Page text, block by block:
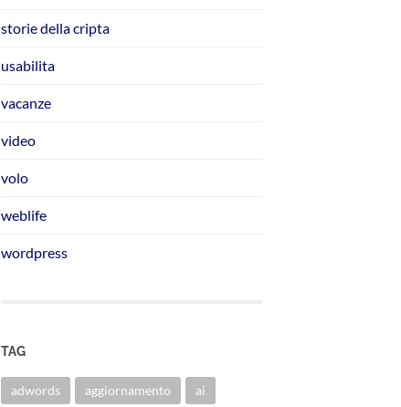
storie della cripta
usabilita
vacanze
video
volo
weblife
wordpress
TAG
adwords aggiornamento ai